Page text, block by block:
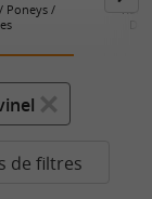
Poneys /
de filtres